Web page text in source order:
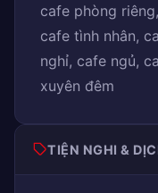
cafe phòng
cafe tình nhân,
nghỉ, cafe ngủ,
xuyên đêm
TIỆN NGHI &